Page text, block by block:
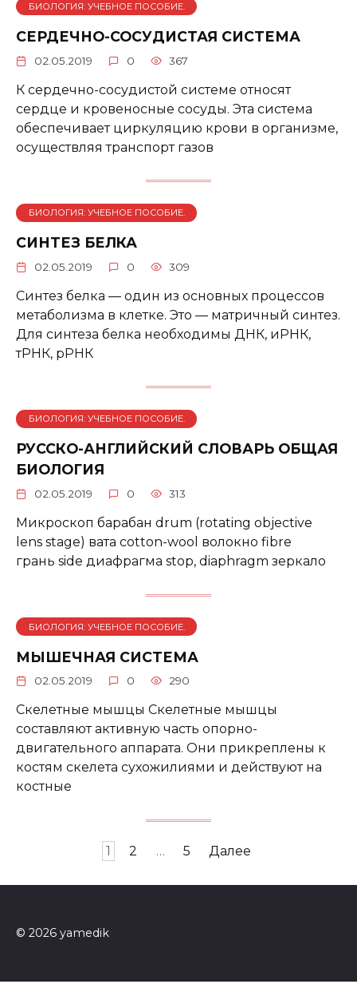
БИОЛОГИЯ: УЧЕБНОЕ ПОСОБИЕ.
СЕРДЕЧНО-СОСУДИСТАЯ СИСТЕМА
02.05.2019 0 367
К сердечно-сосудистой системе относят
сердце и кровеносные сосуды. Эта система
обеспечивает циркуляцию крови в организме,
осуществляя транспорт газов
БИОЛОГИЯ: УЧЕБНОЕ ПОСОБИЕ.
СИНТЕЗ БЕЛКА
02.05.2019 0 309
Синтез белка — один из основных процессов
метаболизма в клетке. Это — матричный синтез.
Для синтеза белка необходимы ДНК, иРНК,
тРНК, рРНК
БИОЛОГИЯ: УЧЕБНОЕ ПОСОБИЕ.
РУССКО-АНГЛИЙСКИЙ СЛОВАРЬ ОБЩАЯ
БИОЛОГИЯ
02.05.2019 0 313
Микроскоп барабан drum (rotating objective
lens stage) вата cotton-wool волокно fibre
грань side диафрагма stop, diaphragm зеркало
БИОЛОГИЯ: УЧЕБНОЕ ПОСОБИЕ.
МЫШЕЧНАЯ СИСТЕМА
02.05.2019 0 290
Скелетные мышцы Скелетные мышцы
составляют активную часть опорно-
двигательного аппарата. Они прикреплены к
костям скелета сухожилиями и действуют на
костные
1 2 … 5 Далее
© 2026 yamedik